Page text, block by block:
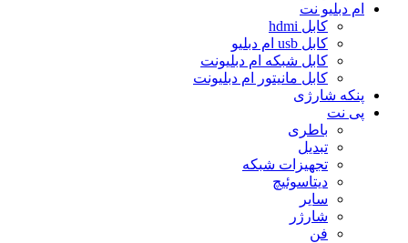
ام دبلیو نت
کابل hdmi
کابل usb ام دبلیو
کابل شبکه ام دبلیونت
کابل مانیتور ام دبلیونت
پنکه شارژی
پی نت
باطری
تبدیل
تجهیزات شبکه
دیتاسوئیچ
سایر
شارژر
فن